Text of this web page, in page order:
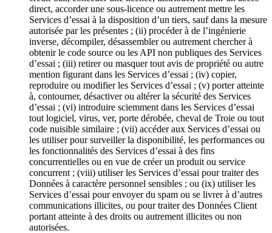
direct, accorder une sous‑licence ou autrement mettre les
Services d’essai à la disposition d’un tiers, sauf dans la mesure
autorisée par les présentes ; (ii) procéder à de l’ingénierie
inverse, décompiler, désassembler ou autrement chercher à
obtenir le code source ou les API non publiques des Services
d’essai ; (iii) retirer ou masquer tout avis de propriété ou autre
mention figurant dans les Services d’essai ; (iv) copier,
reproduire ou modifier les Services d’essai ; (v) porter atteinte
à, contourner, désactiver ou altérer la sécurité des Services
d’essai ; (vi) introduire sciemment dans les Services d’essai
tout logiciel, virus, ver, porte dérobée, cheval de Troie ou tout
code nuisible similaire ; (vii) accéder aux Services d’essai ou
les utiliser pour surveiller la disponibilité, les performances ou
les fonctionnalités des Services d’essai à des fins
concurrentielles ou en vue de créer un produit ou service
concurrent ; (viii) utiliser les Services d’essai pour traiter des
Données à caractère personnel sensibles ; ou (ix) utiliser les
Services d’essai pour envoyer du spam ou se livrer à d’autres
communications illicites, ou pour traiter des Données Client
portant atteinte à des droits ou autrement illicites ou non
autorisées.